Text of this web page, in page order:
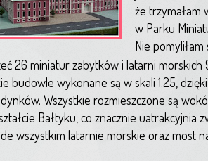
że trzymałam
w Parku
Nie pomyliłam
26 miniatur zabytków i latarni morskich
budowle wykonane są w skali 1:25,
Wszystkie rozmieszczone są
Bałtyku, co znacznie uatrakcyjnia
wszystkim latarnie morskie oraz most